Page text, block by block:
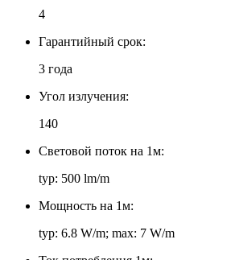
4
Гарантийный срок:
3 года
Угол излучения:
140
Световой поток на 1м:
typ: 500 lm/m
Мощность на 1м:
typ: 6.8 W/m; max: 7 W/m